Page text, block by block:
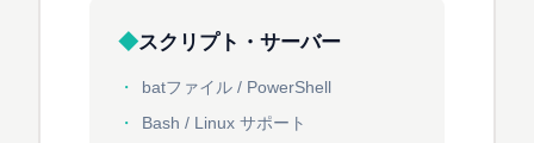
スクリプト・サーバー
batファイル / PowerShell
Bash / Linux サポート